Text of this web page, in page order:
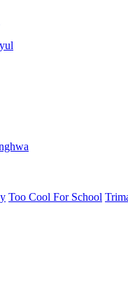
Too Cool For School